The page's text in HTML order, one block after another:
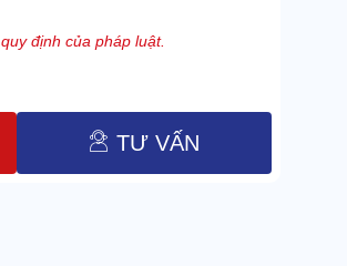
định của pháp luật.
TƯ VẤN